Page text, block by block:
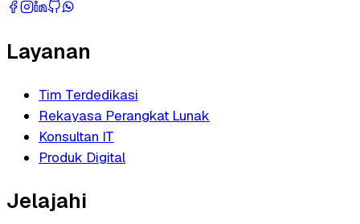
Layanan
Tim Terdedikasi
Rekayasa Perangkat Lunak
Konsultan IT
Produk Digital
Jelajahi